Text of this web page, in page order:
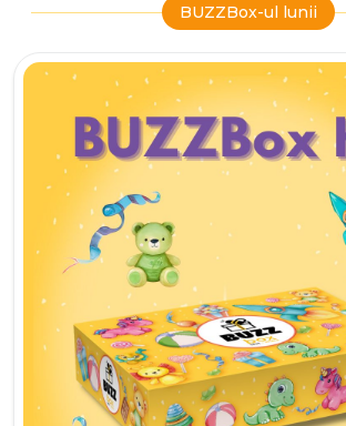
BUZZBox-ul lunii